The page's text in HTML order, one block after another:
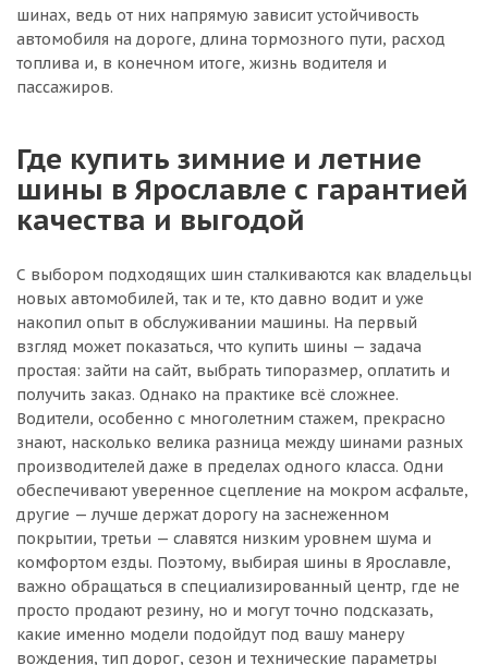
шинах, ведь от них напрямую зависит устойчивость
автомобиля на дороге, длина тормозного пути, расход
топлива и, в конечном итоге, жизнь водителя и
пассажиров.
Где купить зимние и летние
шины в Ярославле с гарантией
качества и выгодой
С выбором подходящих шин сталкиваются как владельцы
новых автомобилей, так и те, кто давно водит и уже
накопил опыт в обслуживании машины. На первый
взгляд может показаться, что купить шины — задача
простая: зайти на сайт, выбрать типоразмер, оплатить и
получить заказ. Однако на практике всё сложнее.
Водители, особенно с многолетним стажем, прекрасно
знают, насколько велика разница между шинами разных
производителей даже в пределах одного класса. Одни
обеспечивают уверенное сцепление на мокром асфальте,
другие — лучше держат дорогу на заснеженном
покрытии, третьи — славятся низким уровнем шума и
комфортом езды. Поэтому, выбирая шины в Ярославле,
важно обращаться в специализированный центр, где не
просто продают резину, но и могут точно подсказать,
какие именно модели подойдут под вашу манеру
вождения, тип дорог, сезон и технические параметры